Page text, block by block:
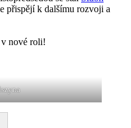
přispějí k dalšímu rozvoji a
v nové roli!